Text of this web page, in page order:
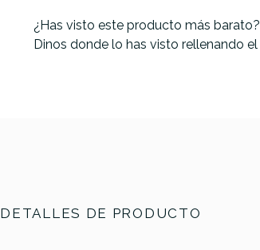
¿Has visto este producto más barato?
Dinos donde lo has visto rellenando el
DETALLES DE PRODUCTO